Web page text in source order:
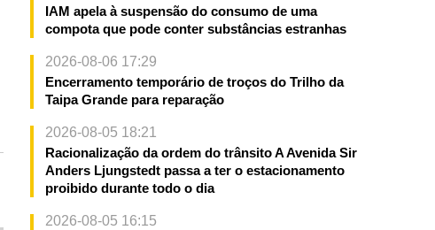
IAM apela à suspensão do consumo de uma
compota que pode conter substâncias estranhas
2026-08-06 17:29
Encerramento temporário de troços do Trilho da
Taipa Grande para reparação
2026-08-05 18:21
Racionalização da ordem do trânsito A Avenida Sir
Anders Ljungstedt passa a ter o estacionamento
proibido durante todo o dia
2026-08-05 16:15